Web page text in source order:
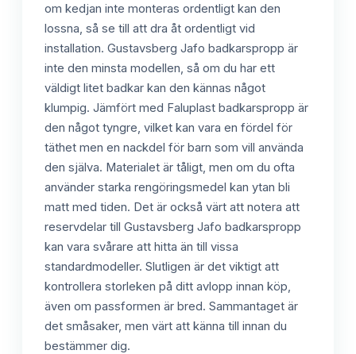
om kedjan inte monteras ordentligt kan den
lossna, så se till att dra åt ordentligt vid
installation. Gustavsberg Jafo badkarspropp är
inte den minsta modellen, så om du har ett
väldigt litet badkar kan den kännas något
klumpig. Jämfört med Faluplast badkarspropp är
den något tyngre, vilket kan vara en fördel för
täthet men en nackdel för barn som vill använda
den själva. Materialet är tåligt, men om du ofta
använder starka rengöringsmedel kan ytan bli
matt med tiden. Det är också värt att notera att
reservdelar till Gustavsberg Jafo badkarspropp
kan vara svårare att hitta än till vissa
standardmodeller. Slutligen är det viktigt att
kontrollera storleken på ditt avlopp innan köp,
även om passformen är bred. Sammantaget är
det småsaker, men värt att känna till innan du
bestämmer dig.